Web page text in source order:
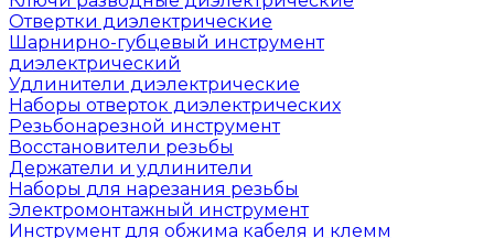
Отвертки диэлектрические
Шарнирно-губцевый инструмент
диэлектрический
Удлинители диэлектрические
Наборы отверток диэлектрических
Резьбонарезной инструмент
Восстановители резьбы
Держатели и удлинители
Наборы для нарезания резьбы
Электромонтажный инструмент
Инструмент для обжима кабеля и клемм